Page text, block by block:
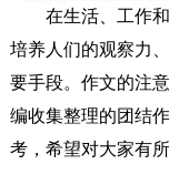
在生活、工作
培养人们的观察力
要手段。作文的注
编收集整理的团结
考，希望对大家有所